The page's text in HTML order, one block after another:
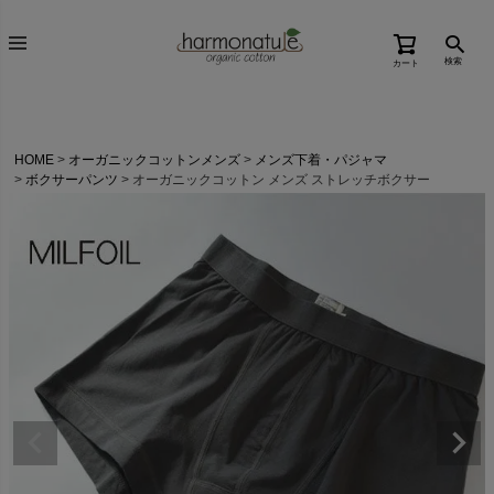
カート 検索
HOME オーガニックコットンメンズ
メンズ下着・パジャマ
ボクサーパンツ
オーガニックコットン メンズ ストレッチボクサー